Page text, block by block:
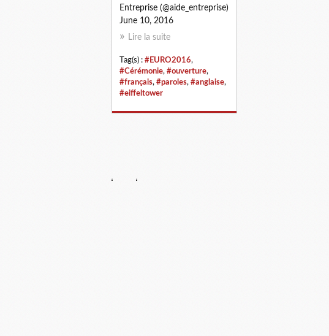
Entreprise (@aide_entreprise)
June 10, 2016
Lire la suite
Tag(s) : #EURO2016,
#Cérémonie, #ouverture,
#français, #paroles, #anglaise,
#eiffeltower